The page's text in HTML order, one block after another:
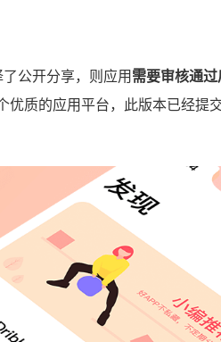
公开分享，则应用 需要审核通
优质的应用平台，此版本已经提